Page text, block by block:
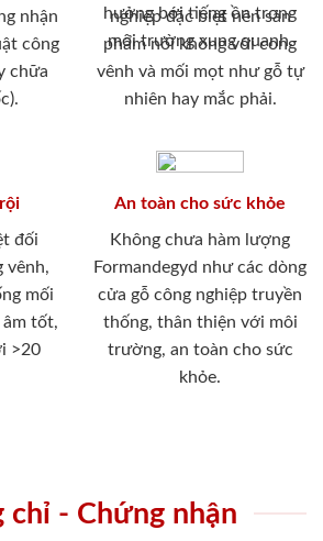
hưởng bới tiếng ồn trong
môi trường xung quanh.
nhận
công
chữa
nghiệp đặc biệt nên sản
phẩm nói không với cong
vênh và mối mọt như gỗ tự
nhiên hay mắc phải.
đối
vênh,
mối
âm tốt,
>20
An toàn cho sức khỏe
Không chưa hàm lượng
Formandegyd như các dòng
cửa gỗ công nghiệp truyền
thống, thân thiện với môi
trường, an toàn cho sức
khỏe.
chỉ - Chứng nhận